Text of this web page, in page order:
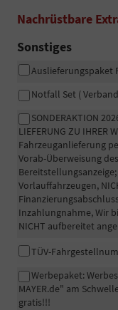
Nachrüstbare
Sonstiges
Auslieferungspaket
Notfall Set (
SONDERAKTION
LIEFERUNG ZU IHRER
Fahrzeuganlieferung
Vorab-Überweisung
Vorlauffahrzeugen,
Inzahlungnahme, Wir
NICHT aufbereitet
TÜV-
Werbepaket:
MAYER.de" am
gratis!!!